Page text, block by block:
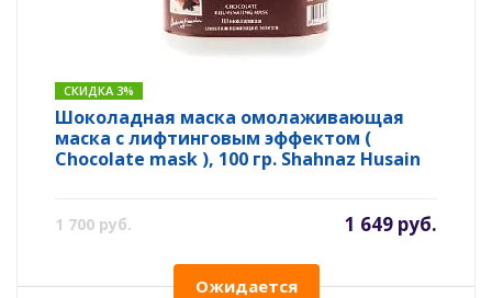
СКИДКА 3%
Шоколадная маска омолаживающая
маска с лифтинговым эффектом (
Chocolate mask ), 100 гр. Shahnaz Husain
1 700 руб. 1 649 руб.
Ожидается